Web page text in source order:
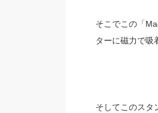
そこでこの「
ターに磁力で吸
そしてこのスタ